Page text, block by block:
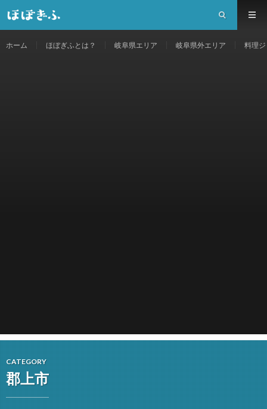
ホーム ほぼぎふとは？ 岐阜県エリア 岐阜県外エリア 料理
CATEGORY
郡上市